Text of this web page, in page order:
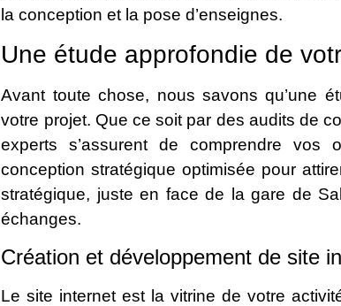
la conception et la pose d’enseignes.
Une étude approfondie de
Avant toute chose, nous savons qu’une
votre projet. Que ce soit par des audits de
experts s’assurent de comprendre vos
conception stratégique optimisée pour
stratégique, juste en face de la gare de
échanges.
Création et développement de site
Le site internet est la vitrine de votre